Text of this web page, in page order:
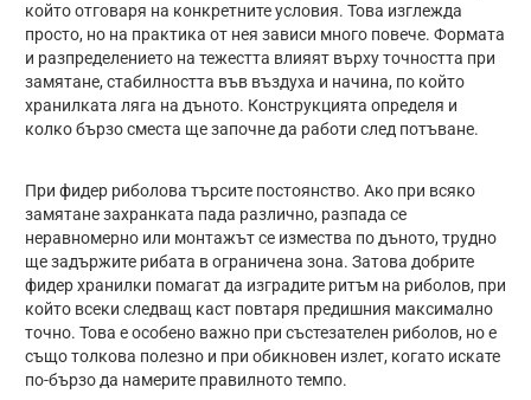
който отговаря на конкретните условия. Това изглежда
просто, но на практика от нея зависи много повече. Формата
и разпределението на тежестта влияят върху точността при
замятане, стабилността във въздуха и начина, по който
хранилката ляга на дъното. Конструкцията определя и
колко бързо сместа ще започне да работи след потъване.
При фидер риболова търсите постоянство. Ако при всяко
замятане захранката пада различно, разпада се
неравномерно или монтажът се измества по дъното, трудно
ще задържите рибата в ограничена зона. Затова добрите
фидер хранилки помагат да изградите ритъм на риболов, при
който всеки следващ каст повтаря предишния максимално
точно. Това е особено важно при състезателен риболов, но е
също толкова полезно и при обикновен излет, когато искате
по-бързо да намерите правилното темпо.